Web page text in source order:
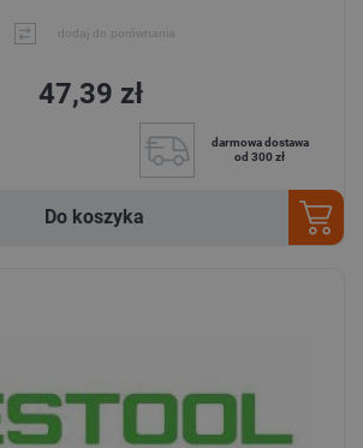
dodaj do porównania
47,39 zł
darmowa dostawa
od 300 zł
Do koszyka